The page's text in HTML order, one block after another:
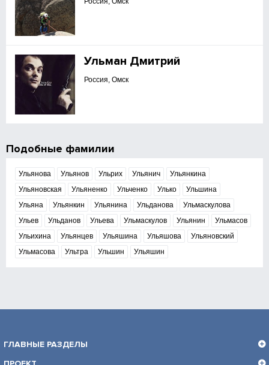
Ульман Дмитрий
Россия, Омск
Подобные фамилии
Ульянова Ульянов Ульрих Ульянич
Ульянкина
Ульяновская
Ульяненко Ульченко Улько
Ульшина
Ульяна
Ульянкин Ульянина Ульданова
Ульмаскулова
Ульев
Ульданов Ульева Ульмаскулов Ульянин
Ульмасов
Ульихина
Ульянцев Ульяшина Ульяшова
Ульяновский
Ульмасова
Ультра Ульшин Ульяшин
ГЛАВНЫЕ РАЗДЕЛЫ